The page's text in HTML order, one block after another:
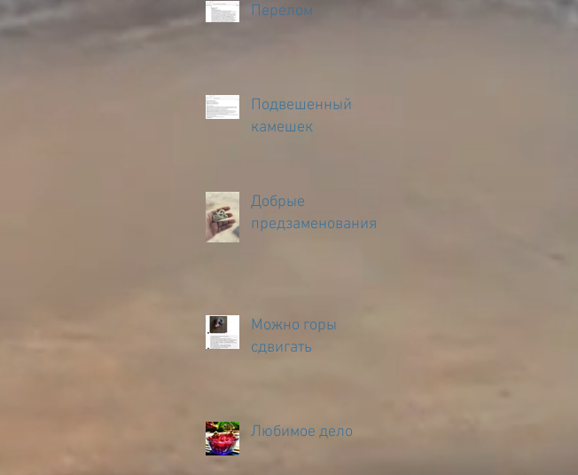
Перелом
Подвешенный
камешек
Добрые
предзаменования
Можно горы
сдвигать
Любимое дело